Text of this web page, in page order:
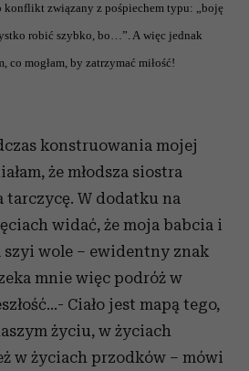
konflikt związany z pośpiechem typu: „boję
robić szybko, bo…”. A więc jednak
co mogłam, by zatrzymać miłość!
konstruowania mojej
że młodsza siostra
tarczycę. W dodatku na
widać, że moja babcia i
szyi wole – ewidentny znak
mnie więc podróż w
Ciało jest mapą tego,
życiu, w życiach
w życiach przodków – mówi